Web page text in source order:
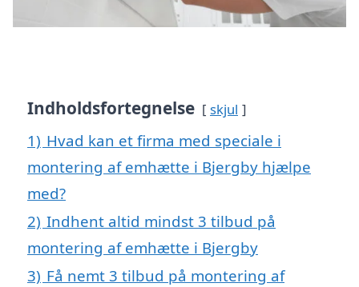
Indholdsfortegnelse skjul
1) Hvad kan et firma med speciale i
montering af emhætte i Bjergby hjælpe
med?
2) Indhent altid mindst 3 tilbud på
montering af emhætte i Bjergby
3) Få nemt 3 tilbud på montering af